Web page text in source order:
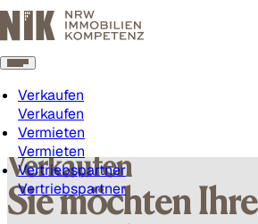
Verkaufen
Verkaufen
Vermieten
Vermieten
Vertriebspartner
Vertriebspartner
Verkaufen
Sie möchten Ihre